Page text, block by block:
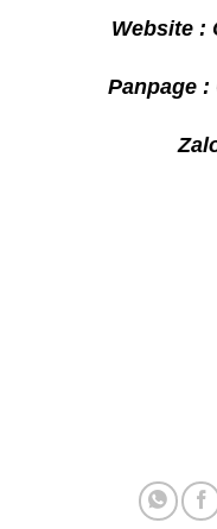
Website :
Panpage :